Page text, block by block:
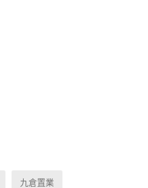
九倉置業